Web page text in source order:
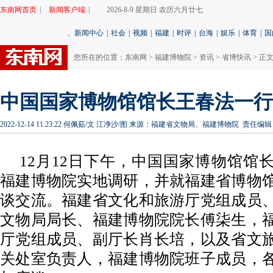
东南网首页 新闻客户端 2026-8-9 星期日 农历六月廿七
、 新闻中心 社会 视频 福建 时评 台海 娱乐 体育
您所在的位置： 东南网 > 福建博物院 > 资讯 > 省博快讯 > 正文
中国国家博物馆馆长王春法一
2022-12-14 11:23:22 何佩茹/文 江净沙/图 来源：福建省文物局、福建博物院 责任编
12月12日下午，中国国家博物馆馆
福建博物院实地调研，并就福建省博物
谈交流。福建省文化和旅游厅党组成员
文物局局长、福建博物院院长傅柒生，
厅党组成员、副厅长肖长培，以及省文
关处室负责人，福建博物院班子成员，